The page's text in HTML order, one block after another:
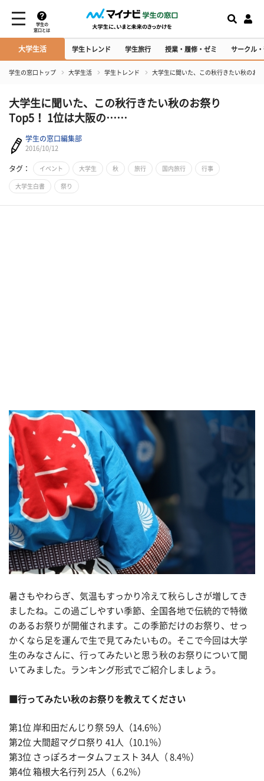
学生の
窓口とは
大学生活 学生トレンド 学生旅行 授業・履修・ゼミ サークル
学生の窓口トップ 大学生活 学生トレンド 大学生に聞いた、この秋行きたい秋のお
大学生に聞いた、この秋行きたい秋のお祭り
Top5！ 1位は大阪の……
学生の窓口編集部
2016/10/12
タグ： イベント 大学生 秋 旅行 国内旅行 行事
大学生白書 祭り
暑さもやわらぎ、気温もすっかり冷えて秋らしさが増してき
ましたね。この過ごしやすい季節、全国各地で伝統的で特徴
のあるお祭りが開催されます。この季節だけのお祭り、せっ
かくなら足を運んで生で見てみたいもの。そこで今回は大学
生のみなさんに、行ってみたいと思う秋のお祭りについて聞
いてみました。ランキング形式でご紹介しましょう。
■行ってみたい秋のお祭りを教えてください
第1位 岸和田だんじり祭 59人（14.6％）
第2位 大間超マグロ祭り 41人（10.1％）
第3位 さっぽろオータムフェスト 34人（ 8.4％）
第4位 箱根大名行列 25人（ 6.2％）